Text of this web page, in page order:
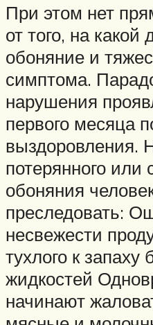
При этом нет
от того, на какой
обоняние и
симптома.
нарушения
первого месяца
выздоровления.
потерянного или
обоняния
преследовать:
несвежести
тухлого к запаху
жидкостей
начинают